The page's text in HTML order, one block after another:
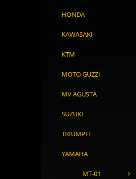
HONDA
KAWASAKI
KTM
MOTO GUZZI
MV AGUSTA
SUZUKI
TRIUMPH
YAMAHA
MT-01